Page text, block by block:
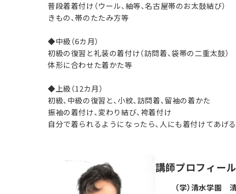
普段着着付け（ウール、紬等、名古屋帯のお太鼓結び）
きもの、帯のたたみ方等
◆中級（6カ月）
初級の復習と礼装の着付け（訪問着、袋帯の二重太鼓）
体形に合わせた着かた等
◆上級（12カ月）
初級、中級の復習と、小紋、訪問着、留袖の着かた
振袖の着付け、変わり結び、袴着付け
自分で着られるようになったら、人にも着付けてあげる
講師プロフィール
（学）清水学園